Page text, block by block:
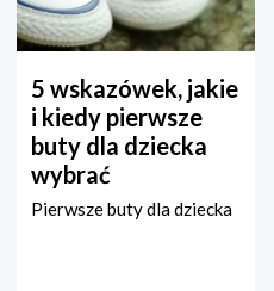
5 wskazówek, jakie
i kiedy pierwsze
buty dla dziecka
wybrać
Pierwsze buty dla dziecka